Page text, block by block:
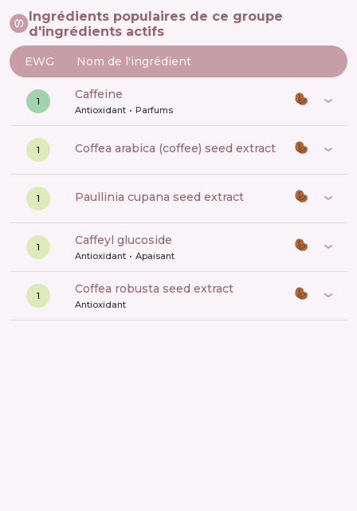
Ingrédients populaires de ce groupe
d'ingrédients actifs
EWG Nom de l'ingrédient
1 caffeine
Antioxidant Parfums
1 coffea arabica (coffee) seed extract
1 paullinia cupana seed extract
1 caffeyl glucoside
Antioxidant Apaisant
1 coffea robusta seed extract
Antioxidant